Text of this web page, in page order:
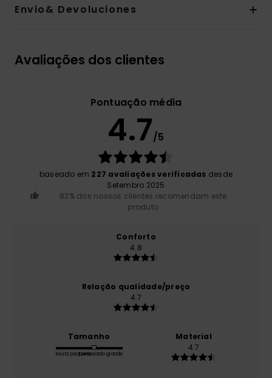
Envio& Devoluciones
Avaliações dos clientes
Pontuação média
4.7/5
baseado em 227 avaliações verificadas desde
Setembro 2025
82% dos nossos clientes recomendam este
produto
Conforto
4.8
Relação qualidade/preço
4.7
Tamanho
Muito pequenoDemasiado grande
Material
4.7